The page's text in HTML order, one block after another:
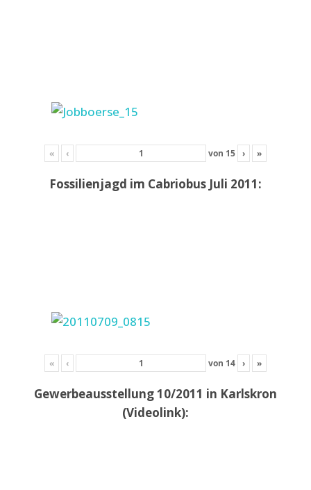
« ‹ von 15 › »
Fossilienjagd im Cabriobus Juli 2011:
« ‹ von 14 › »
Gewerbeausstellung 10/2011 in Karlskron
(Videolink):